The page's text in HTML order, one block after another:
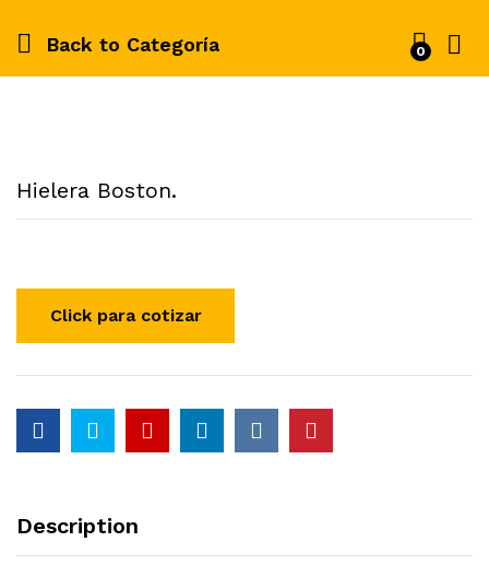
Back to Categoría 0
Hielera Boston.
Description